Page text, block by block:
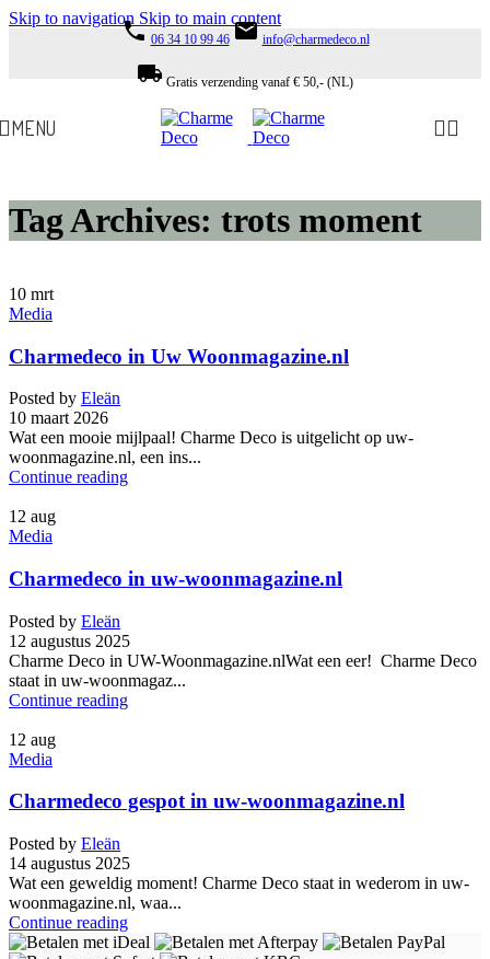
Skip to navigation Skip to main content
phone 06 34 10 99 46 email info@charmedeco.nl
local_shipping Gratis verzending vanaf € 50,- (NL)
MENU
Tag Archives: trots moment
10 mrt
Media
Charmedeco in Uw Woonmagazine.nl
Posted by Eleän
10 maart 2026
Wat een mooie mijlpaal! Charme Deco is uitgelicht op uw-
woonmagazine.nl, een ins...
Continue reading
12 aug
Media
Charmedeco in uw-woonmagazine.nl
Posted by Eleän
12 augustus 2025
Charme Deco in UW-Woonmagazine.nlWat een eer! Charme Deco
staat in uw-woonmagaz...
Continue reading
12 aug
Media
Charmedeco gespot in uw-woonmagazine.nl
Posted by Eleän
14 augustus 2025
Wat een geweldig moment! Charme Deco staat in wederom in uw-
woonmagazine.nl, waa...
Continue reading